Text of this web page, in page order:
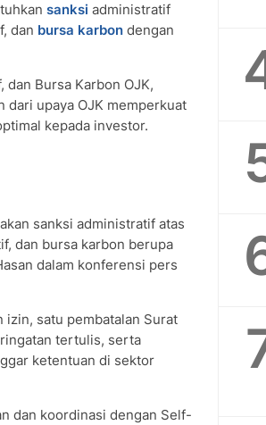
sanksi administratif
dan bursa karbon dengan
dan Bursa Karbon OJK,
dari upaya OJK memperkuat
kepada investor.
sanksi administratif atas
dan bursa karbon berupa
dalam konferensi pers
izin, satu pembatalan Surat
tertulis, serta
ketentuan di sektor
dan koordinasi dengan Self-